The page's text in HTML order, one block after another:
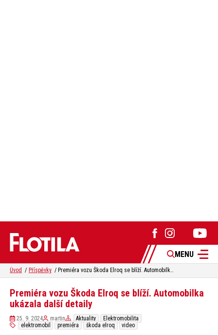
MENU
Úvod Příspěvky Premiéra vozu Škoda Elroq se blíží. Automobilka ukázala další detaily
Premiéra vozu Škoda Elroq se blíží. Automobilka
ukázala další detaily
25. 9. 2024 martin Aktuality
Elektromobilita
elektromobil
premiéra škoda elroq video